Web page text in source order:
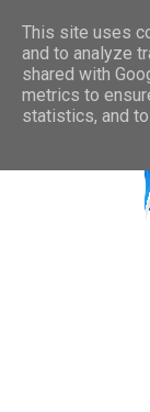
This site uses
and to analyze
shared with
metrics to
statistics, and